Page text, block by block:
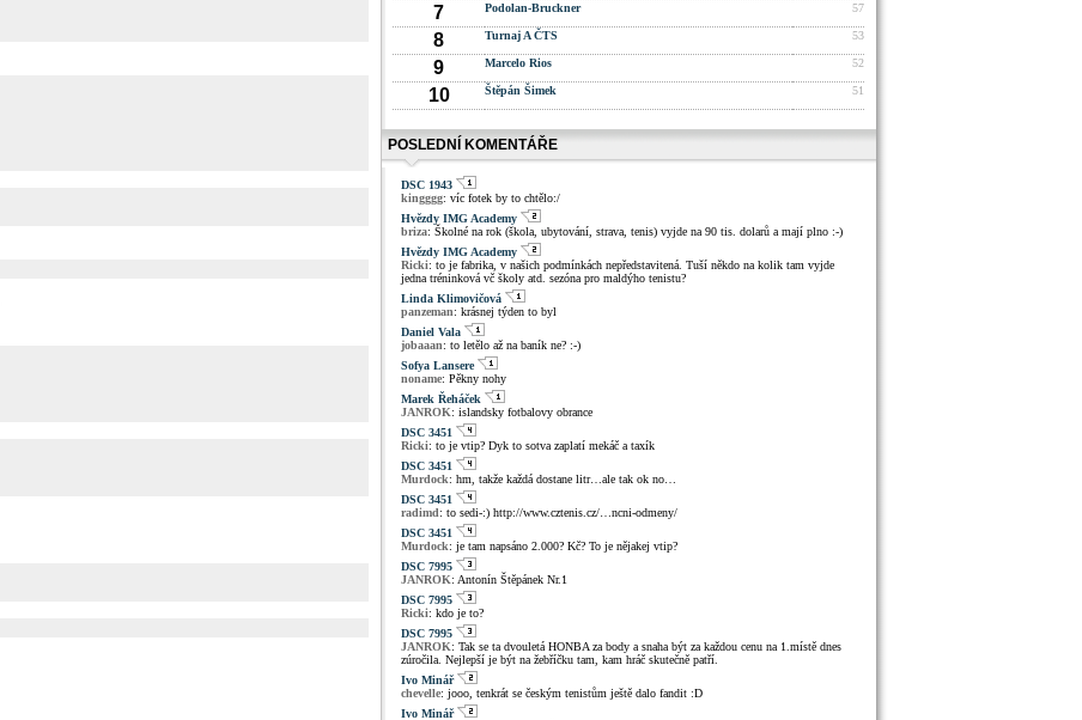
7 Podolan-Bruckner 57
8 Turnaj A ČTS 53
9 Marcelo Rios 52
10 Štěpán Šimek 51
POSLEDNÍ KOMENTÁŘE
DSC 1943
kingggg: víc fotek by to chtělo:/
Hvězdy IMG Academy
briza: Školné na rok (škola, ubytování, strava, tenis) vyjde na 90 tis. dolarů a mají plno :-)
Hvězdy IMG Academy
Ricki: to je fabrika, v našich podmínkách nepředstavitená. Tuší někdo na kolik tam vyjde
jedna tréninková vč školy atd. sezóna pro maldýho tenistu?
Linda Klimovičová
panzeman: krásnej týden to byl
Daniel Vala
jobaaan: to letělo až na baník ne? :-)
Sofya Lansere
noname: Pěkny nohy
Marek Řeháček
JANROK: islandsky fotbalovy obrance
DSC 3451
Ricki: to je vtip? Dyk to sotva zaplatí mekáč a taxík
DSC 3451
Murdock: hm, takže každá dostane litr…ale tak ok no…
DSC 3451
radimd: to sedi-:) http://www.cztenis.cz/…ncni-odmeny/
DSC 3451
Murdock: je tam napsáno 2.000? Kč? To je nějakej vtip?
DSC 7995
JANROK: Antonín Štěpánek Nr.1
DSC 7995
Ricki: kdo je to?
DSC 7995
JANROK: Tak se ta dvouletá HONBA za body a snaha být za každou cenu na 1.místě dnes
zúročila. Nejlepší je být na žebříčku tam, kam hráč skutečně patří.
Ivo Minář
chevelle: jooo, tenkrát se českým tenistům ještě dalo fandit :D
Ivo Minář